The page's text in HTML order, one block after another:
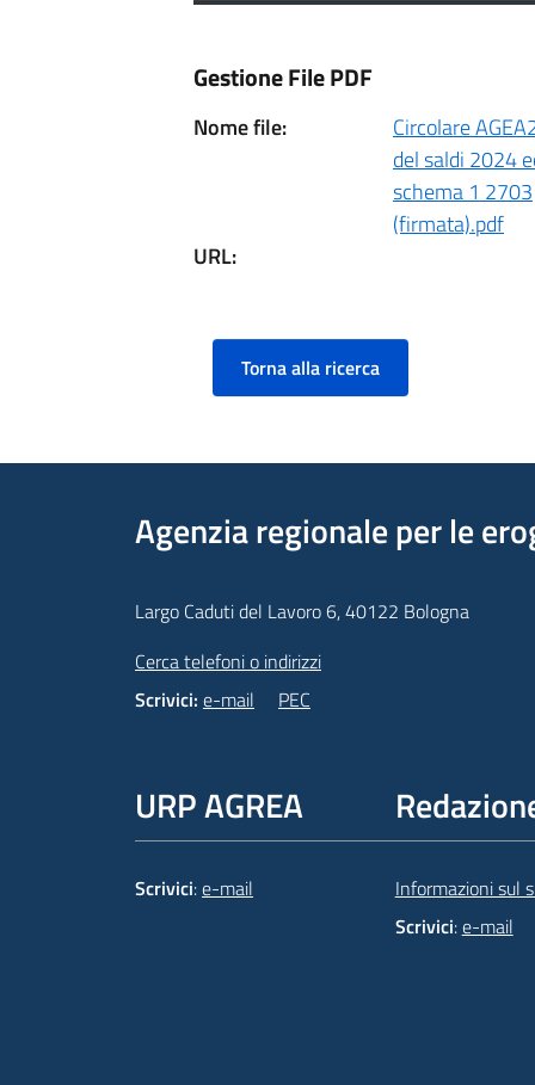
Gestione File PDF
Nome file:
Circolare
del saldi 2024
schema 1 2703
(firmata).pdf
URL:
Torna alla ricerca
Agenzia regionale per le
Largo Caduti del Lavoro 6, 40122 Bologna
Cerca telefoni o indirizzi
Scrivici: e-mail PEC
URP AGREA
Scrivici:e-mail
Informazioni sul
Scrivici:e-mail